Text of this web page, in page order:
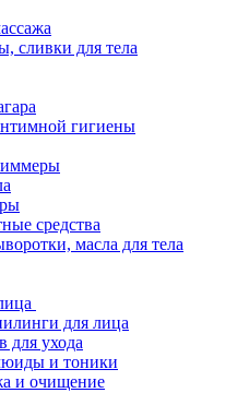
сливки для тела
гигиены
средства
масла для тела
для лица
для ухода
и тоники
и очищение